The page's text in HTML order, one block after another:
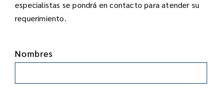
especialistas se pondrá en contacto para atender su
requerimiento.
Nombres